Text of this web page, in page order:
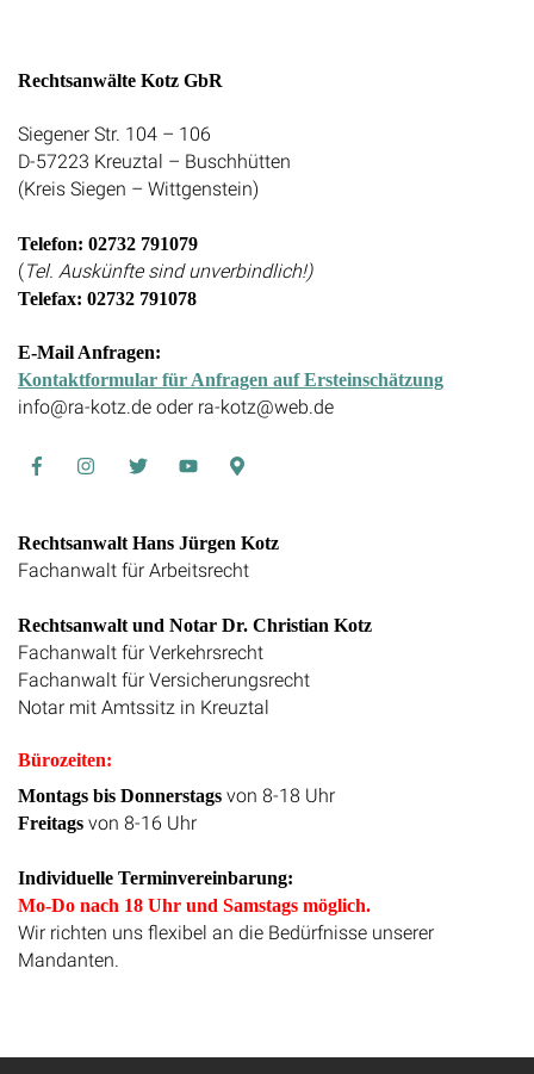
Rechtsanwälte Kotz GbR
Siegener Str. 104 – 106
D-57223 Kreuztal – Buschhütten
(Kreis Siegen – Wittgenstein)
Telefon: 02732 791079
(Tel. Auskünfte sind unverbindlich!)
Telefax: 02732 791078
E-Mail Anfragen:
Kontaktformular für Anfragen auf Ersteinschätzung
info@ra-kotz.de oder ra-kotz@web.de
FacebookInstagramTwitter YoutubeGoogle
Rechtsanwalt Hans Jürgen Kotz
Fachanwalt für Arbeitsrecht
Rechtsanwalt und Notar Dr. Christian Kotz
Fachanwalt für Verkehrsrecht
Fachanwalt für Versicherungsrecht
Notar mit Amtssitz in Kreuztal
Bürozeiten:
Montags bis Donnerstags von 8-18 Uhr
Freitags von 8-16 Uhr
Individuelle Terminvereinbarung:
Mo-Do nach 18 Uhr und Samstags möglich.
Wir richten uns flexibel an die Bedürfnisse unserer
Mandanten.